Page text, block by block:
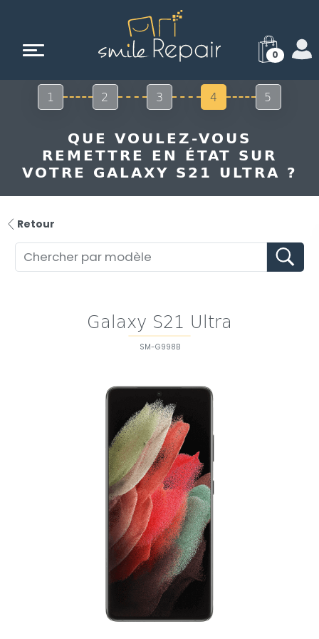
0
1 2 3 4 5
QUE VOULEZ-VOUS
REMETTRE EN ÉTAT SUR
VOTRE GALAXY S21 ULTRA ?
Retour
Galaxy S21 Ultra
SM-G998B